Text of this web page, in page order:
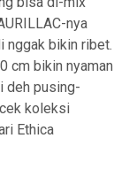
nya
nggak bikin ribet.
cm bikin nyaman
deh pusing-
koleksi
Ethica